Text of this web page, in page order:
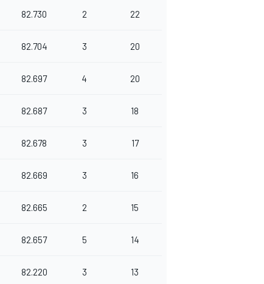
82.730 2 22
82.704 3 20
82.697 4 20
82.687 3 18
82.678 3 17
82.669 3 16
82.665 2 15
82.657 5 14
82.220 3 13